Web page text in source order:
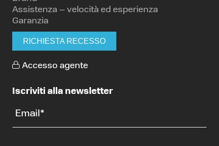
Assistenza – velocità ed esperienza
Garanzia
RICHIESTA RECESSO
Accesso agente
Iscriviti alla newsletter
Email *